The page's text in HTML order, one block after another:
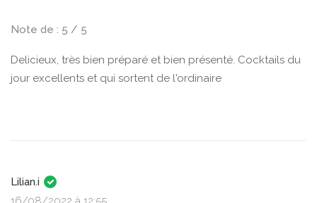
Note de : 5 / 5
Delicieux, très bien préparé et bien présenté. Cocktails du
jour excellents et qui sortent de l'ordinaire
Lilian.i